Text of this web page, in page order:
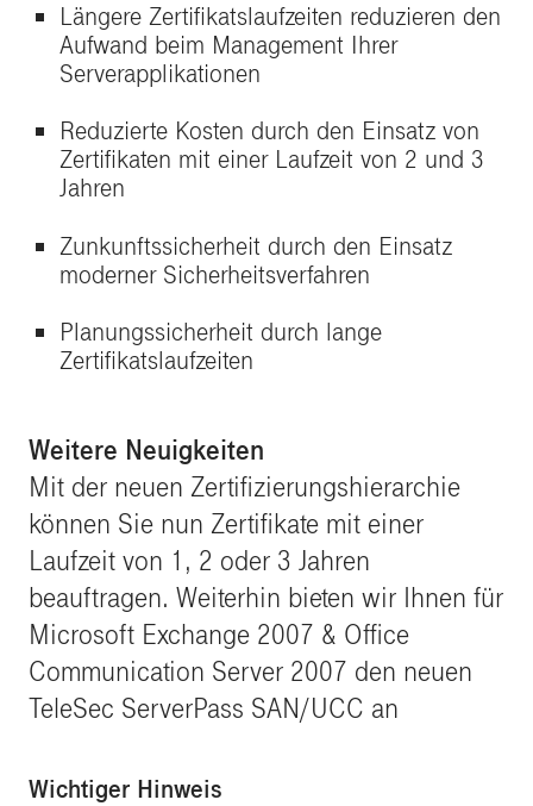
Längere Zertifikatslaufzeiten reduzieren den
Aufwand beim Management Ihrer
Serverapplikationen
Reduzierte Kosten durch den Einsatz von
Zertifikaten mit einer Laufzeit von 2 und 3
Jahren
Zunkunftssicherheit durch den Einsatz
moderner Sicherheitsverfahren
Planungssicherheit durch lange
Zertifikatslaufzeiten
Weitere Neuigkeiten
Mit der neuen Zertifizierungshierarchie
können Sie nun Zertifikate mit einer
Laufzeit von 1, 2 oder 3 Jahren
beauftragen. Weiterhin bieten wir Ihnen für
Microsoft Exchange 2007 & Office
Communication Server 2007 den neuen
TeleSec ServerPass SAN/UCC an
Wichtiger Hinweis